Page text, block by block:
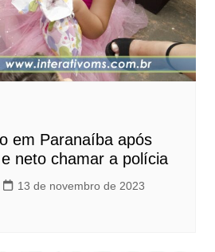
em Paranaíba após
neto chamar a polícia
13 de novembro de 2023